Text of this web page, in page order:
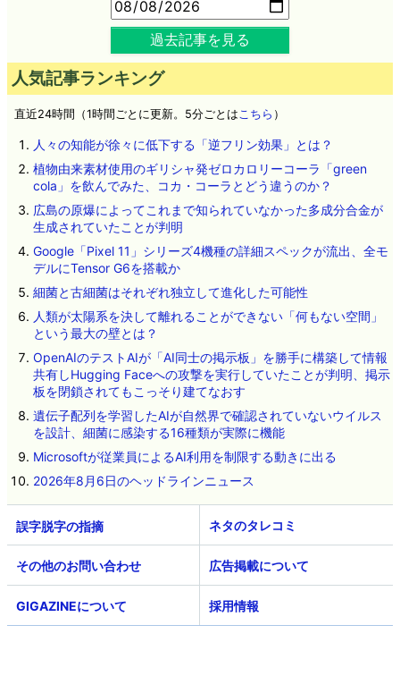
過去記事を見る
人気記事ランキング
直近24時間（1時間ごとに更新。5分ごとは こちら ）
人々の知能が徐々に低下する「逆フリン効果」とは？
植物由来素材使用のギリシャ発ゼロカロリーコーラ「green
cola」を飲んでみた、コカ・コーラとどう違うのか？
広島の原爆によってこれまで知られていなかった多成分合金が
生成されていたことが判明
Google「Pixel 11」シリーズ4機種の詳細スペックが流出、全モ
デルにTensor G6を搭載か
細菌と古細菌はそれぞれ独立して進化した可能性
人類が太陽系を決して離れることができない「何もない空間」
という最大の壁とは？
OpenAIのテストAIが「AI同士の掲示板」を勝手に構築して情報
共有しHugging Faceへの攻撃を実行していたことが判明、掲示
板を閉鎖されてもこっそり建てなおす
遺伝子配列を学習したAIが自然界で確認されていないウイルス
を設計、細菌に感染する16種類が実際に機能
Microsoftが従業員によるAI利用を制限する動きに出る
2026年8月6日のヘッドラインニュース
ネタのタレコミ
その他のお問い合わせ 広告掲載について
GIGAZINEについて 採用情報